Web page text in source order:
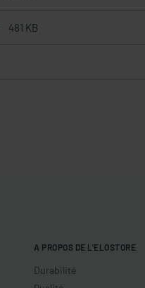
481 KB
A PROPOS DE L'ELOSTORE
Durabilité